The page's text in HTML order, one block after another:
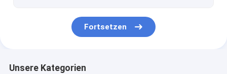
Hartmetall-Streifen
Fortsetzen
Unsere Kategorien